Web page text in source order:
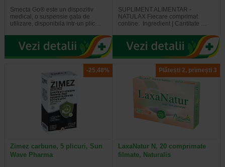
Smecta Go® este un dispozitiv
medical, o suspensie gata de
utilizare, disponibila intr-un plic…
SUPLIMENT ALIMENTAR -
NATULAX Fiecare comprimat
contine: Ingredient | Cantitate …
-25,48%
Zimez carbune, 5 plicuri, Sun
Wave Pharma
Plătești 2, primești 3
LaxaNatur N, 20 comprimate
filmate, Naturalis